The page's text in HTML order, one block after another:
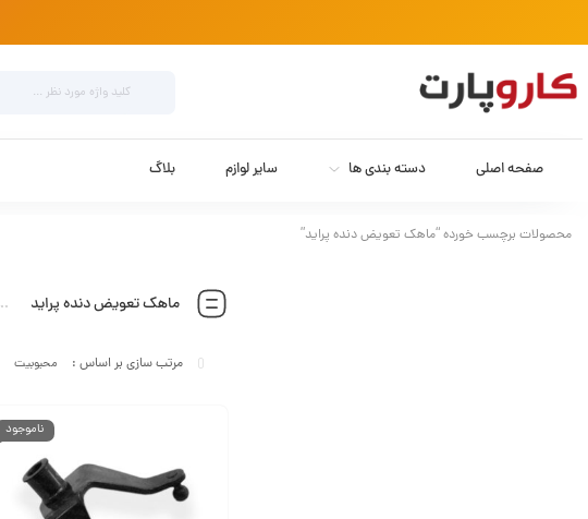
صفحه اصلی دسته بندی ها سایر لوازم بلاگ
محصولات برچسب خورده “ماهک تعویض دنده پراید”
ماهک تعویض دنده پراید
محبوبیت
ناموجود